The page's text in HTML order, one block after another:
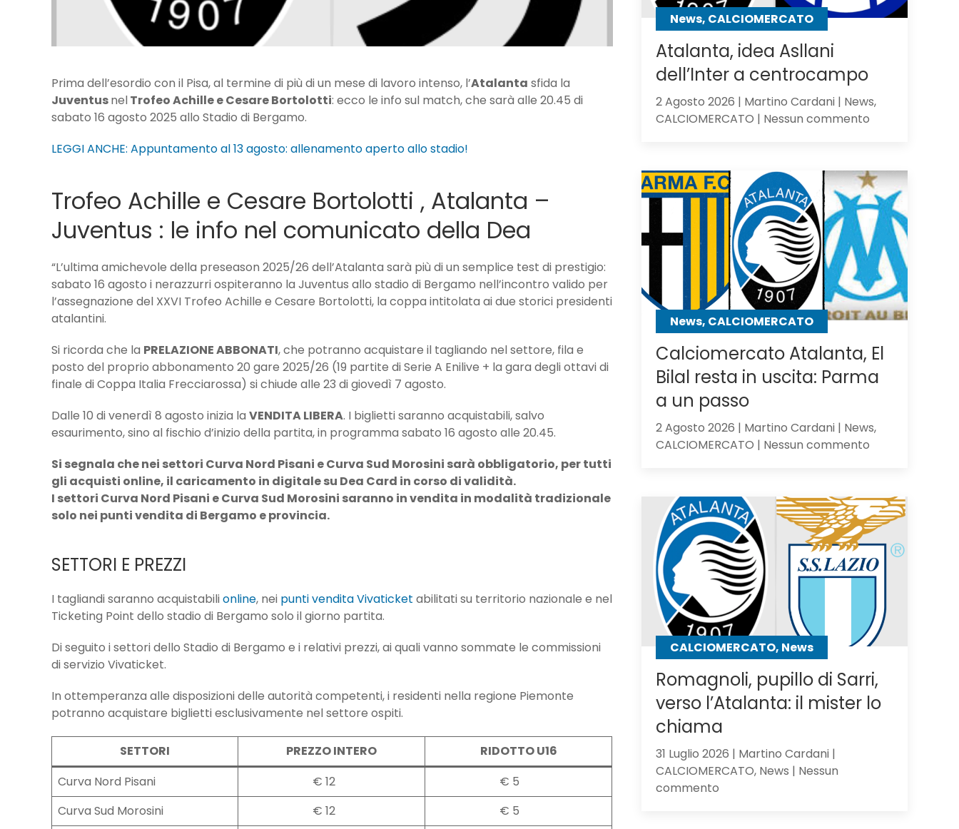
Prima dell’esordio con il Pisa, al termine di più di un mese di lavoro intenso, l’Atalanta sfida la
JuventusnelTrofeo Achille e Cesare Bortolotti: ecco le info sul match, che sarà alle 20.45 di
sabato 16 agosto 2025 allo Stadio di Bergamo.
LEGGI ANCHE: Appuntamento al 13 agosto: allenamento aperto allo stadio!
Trofeo Achille e Cesare Bortolotti , Atalanta –
Juventus : le info nel comunicato della Dea
“L’ultima amichevole della preseason 2025/26 dell’Atalanta sarà più di un semplice test di prestigio:
sabato 16 agosto i nerazzurri ospiteranno la Juventus allo stadio di Bergamo nell’incontro valido per
l’assegnazione del XXVI Trofeo Achille e Cesare Bortolotti, la coppa intitolata ai due storici presidenti
atalantini.
Si ricorda che la PRELAZIONE ABBONATI, che potranno acquistare il tagliando nel settore, fila e
posto del proprio abbonamento 20 gare 2025/26 (19 partite di Serie A Enilive + la gara degli ottavi di
finale di Coppa Italia Frecciarossa) si chiude alle 23 di giovedì 7 agosto.
Dalle 10 di venerdì 8 agosto inizia la VENDITA LIBERA. I biglietti saranno acquistabili, salvo
esaurimento, sino al fischio d’inizio della partita, in programma sabato 16 agosto alle 20.45.
Si segnala che nei settori Curva Nord Pisani e Curva Sud Morosini sarà obbligatorio, per tutti
gli acquisti online, il caricamento in digitale su Dea Card in corso di validità.
I settori Curva Nord Pisani e Curva Sud Morosini saranno in vendita in modalità tradizionale
solo nei punti vendita di Bergamo e provincia.
SETTORI E PREZZI
I tagliandi saranno acquistabilionline, nei punti vendita Vivaticket abilitati su territorio nazionale e nel
Ticketing Point dello stadio di Bergamo solo il giorno partita.
Di seguito i settori dello Stadio di Bergamo e i relativi prezzi, ai quali vanno sommate le commissioni
di servizio Vivaticket.
In ottemperanza alle disposizioni delle autorità competenti, i residenti nella regione Piemonte
potranno acquistare biglietti esclusivamente nel settore ospiti.
SETTORI PREZZO INTERO
RIDOTTO U16
Curva Nord Pisani
€ 12
€ 5
Curva Sud Morosini
€ 12
€ 5
contro
gli
News, CALCIOMERCATO
Atalanta, idea Asllani
dell’Inter a centrocampo
2 Agosto 2026 | Martino Cardani | News,
CALCIOMERCATO | Nessun commentosu
Asllani
dell’Inter
a
centrocampo
News, CALCIOMERCATO
Calciomercato Atalanta, El
Bilal resta in uscita: Parma
a un passo
2 Agosto 2026 | Martino Cardani | News,
CALCIOMERCATO | Nessun commentosu
El
Bilal
resta
in
uscita:
Parma
un
passo
CALCIOMERCATO, News
Romagnoli, pupillo di Sarri,
verso l’Atalanta: il mister lo
chiama
31 Luglio 2026 | Martino Cardani |
CALCIOMERCATO, News | Nessun
commentosu